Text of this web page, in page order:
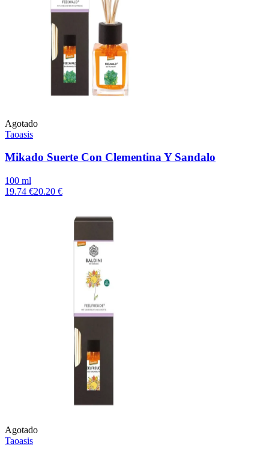
Agotado
Taoasis
Mikado Suerte Con Clementina Y Sandalo
100 ml
19.74 €20.20 €
Agotado
Taoasis